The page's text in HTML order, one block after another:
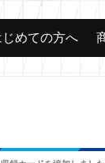
じめての方へ